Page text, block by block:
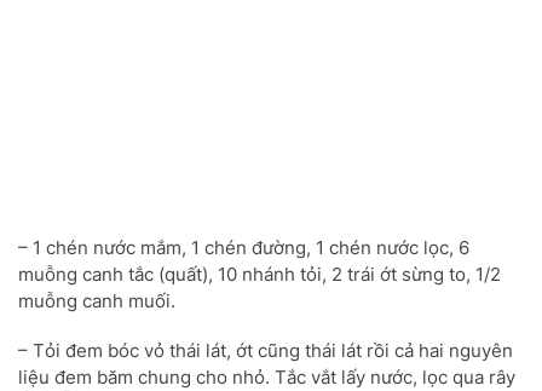
– 1 chén nước mắm, 1 chén đường, 1 chén nước lọc, 6
muỗng canh tắc (quất), 10 nhánh tỏi, 2 trái ớt sừng to, 1/2
muỗng canh muối.
– Tỏi đem bóc vỏ thái lát, ớt cũng thái lát rồi cả hai nguyên
liệu đem băm chung cho nhỏ. Tắc vắt lấy nước, lọc qua rây